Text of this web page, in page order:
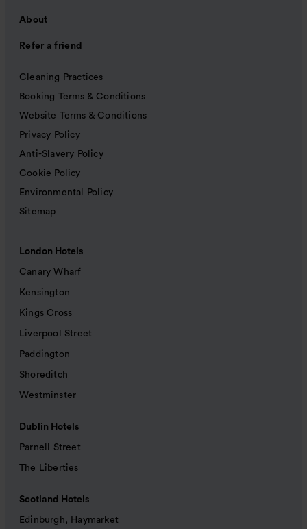
About
Refer a friend
Cleaning Practices
Booking Terms & Conditions
Website Terms & Conditions
Privacy Policy
Anti-Slavery Policy
Cookie Policy
Environmental Policy
Sitemap
London Hotels
Canary Wharf
Kensington
Kings Cross
Liverpool Street
Paddington
Shoreditch
Westminster
Dublin Hotels
Parnell Street
The Liberties
Scotland Hotels
Edinburgh, Haymarket